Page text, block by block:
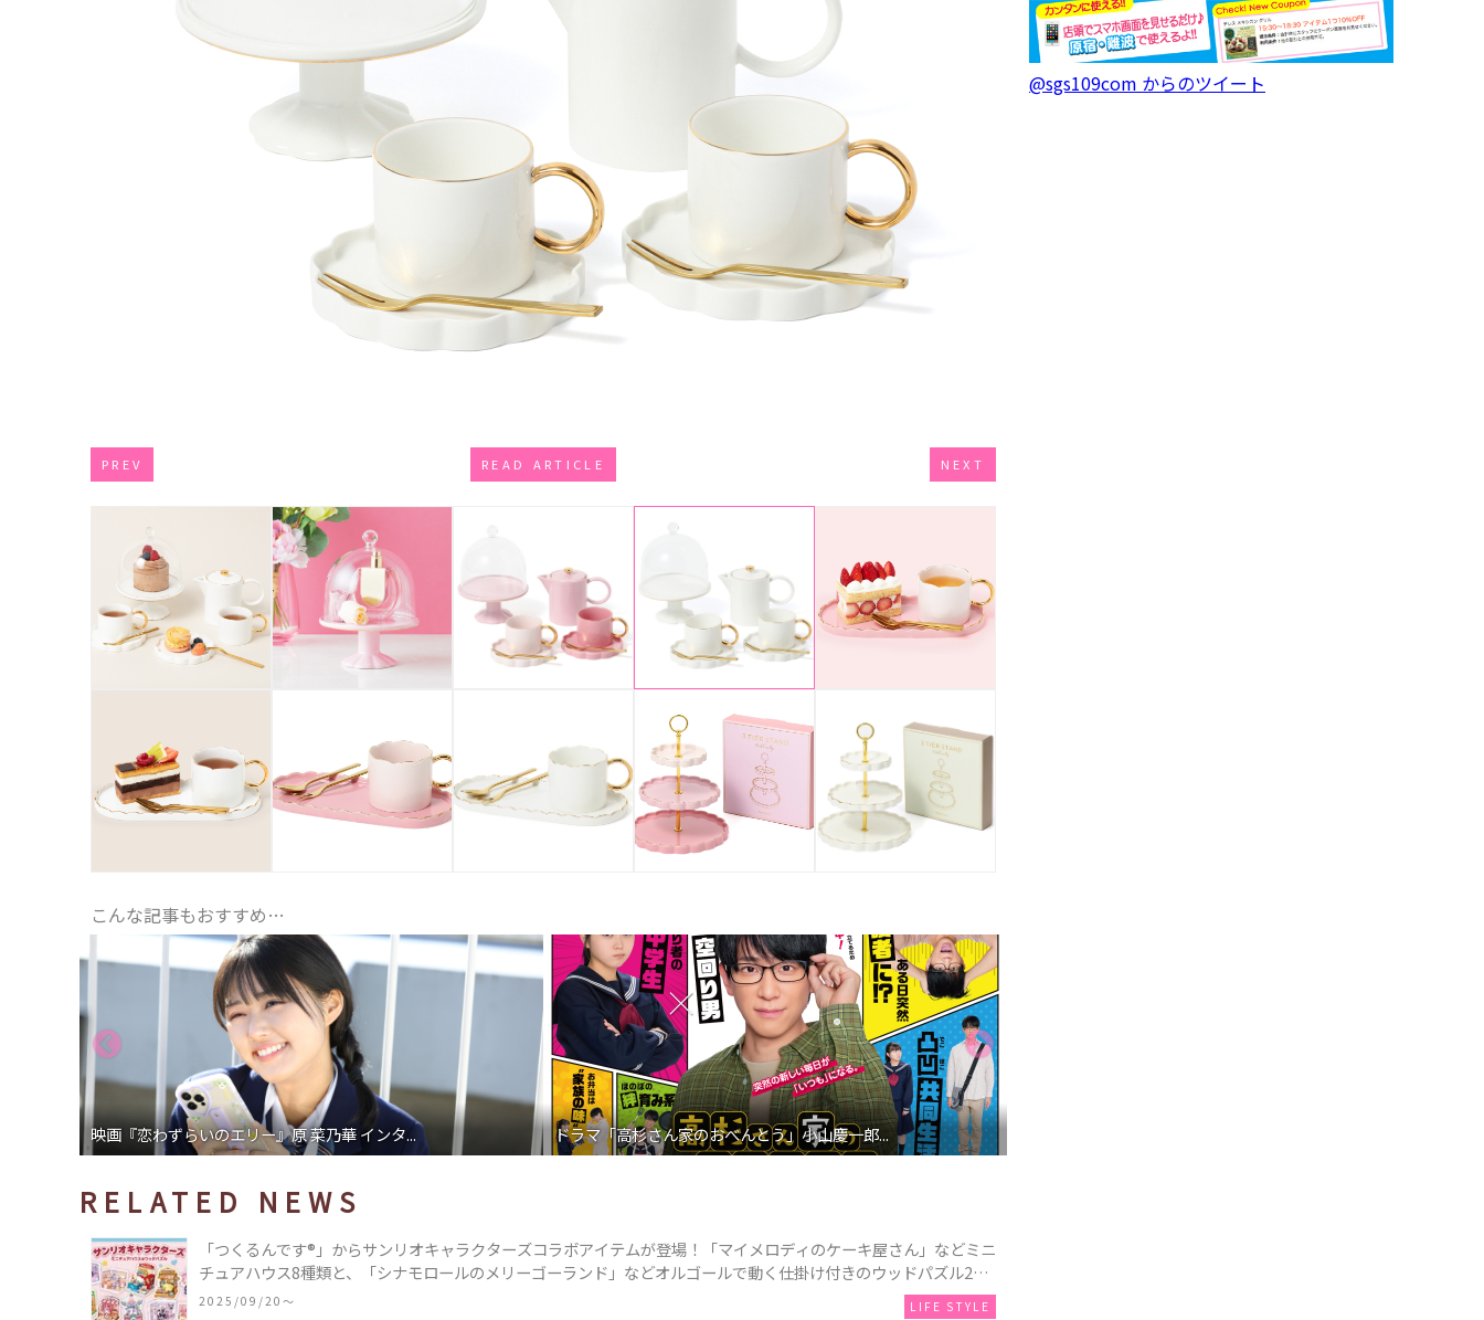
PREV READ ARTICLE NEXT
こんな記事もおすすめ…
映画『恋わずらいのエリー』原 菜乃華 インタ... ドラマ「高杉さん家のおべんとう」小山慶一郎...
RELATED NEWS
「つくるんです®」からサンリオキャラクターズコラボアイテムが登場！「マイメロディのケーキ屋さん」などミニ
チュアハウス8種類と、「シナモロールのメリーゴーランド」などオルゴールで動く仕掛け付きのウッドパズル2種
類♪
2025/09/20〜 LIFE STYLE
@sgs109com からのツイート